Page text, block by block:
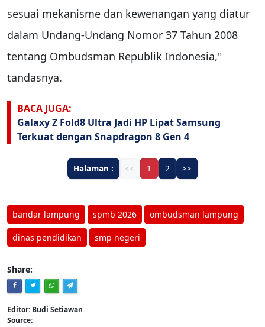
sesuai mekanisme dan kewenangan yang diatur
dalam Undang-Undang Nomor 37 Tahun 2008
tentang Ombudsman Republik Indonesia,"
tandasnya.
BACA JUGA:
Galaxy Z Fold8 Ultra Jadi HP Lipat Samsung
Terkuat dengan Snapdragon 8 Gen 4
Halaman : << 1 2 >>
bandar lampung spmb 2026 ombudsman lampung
dinas pendidikan smp negeri
Share:
Editor: Budi Setiawan
Source: